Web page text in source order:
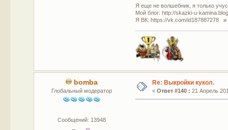
Я еще не волшебник, я только
Мой блог: http://skazki-u-
Я ВК: https://vk.com/id187887278 и
bomba
Глобальный модератор
Сообщений: 13948
Re: Выкройки кукол.
« Ответ #140 : 21 Апрель